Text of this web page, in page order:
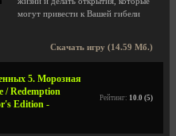
могут привести к Вашей гибели
Скачать игру (14.59 Мб.)
5. Морозная
/ Redemption
Edition -
Рейтинг: 10.0 (5)